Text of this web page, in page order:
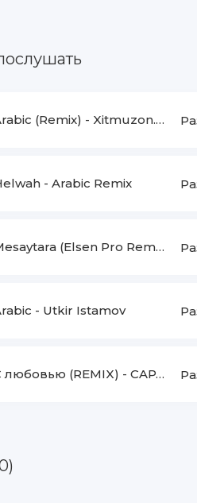
(Remix) - Xitmuzon.net
- Arabic Remix
Mesaytara (Elsen Pro Remix)
- Utkir Istamov
любовью (REMIX) - CAPTOWN